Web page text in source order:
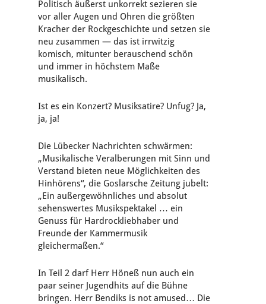
Politisch äußerst unkorrekt sezieren sie
vor aller Augen und Ohren die größten
Kracher der Rockgeschichte und setzen sie
neu zusammen — das ist irrwitzig
komisch, mitunter berauschend schön
und immer in höchstem Maße
musikalisch.
Ist es ein Konzert? Musiksatire? Unfug? Ja,
ja, ja!
Die Lübecker Nachrichten schwärmen:
„Musikalische Veralberungen mit Sinn und
Verstand bieten neue Möglichkeiten des
Hinhörens“, die Goslarsche Zeitung jubelt:
„Ein außergewöhnliches und absolut
sehenswertes Musikspektakel … ein
Genuss für Hardrockliebhaber und
Freunde der Kammermusik
gleichermaßen.“
In Teil 2 darf Herr Höneß nun auch ein
paar seiner Jugendhits auf die Bühne
bringen. Herr Bendiks is not amused… Die